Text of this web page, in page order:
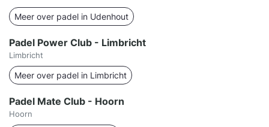
Meer over padel in Udenhout
Padel Power Club - Limbricht
Limbricht
Meer over padel in Limbricht
Padel Mate Club - Hoorn
Hoorn